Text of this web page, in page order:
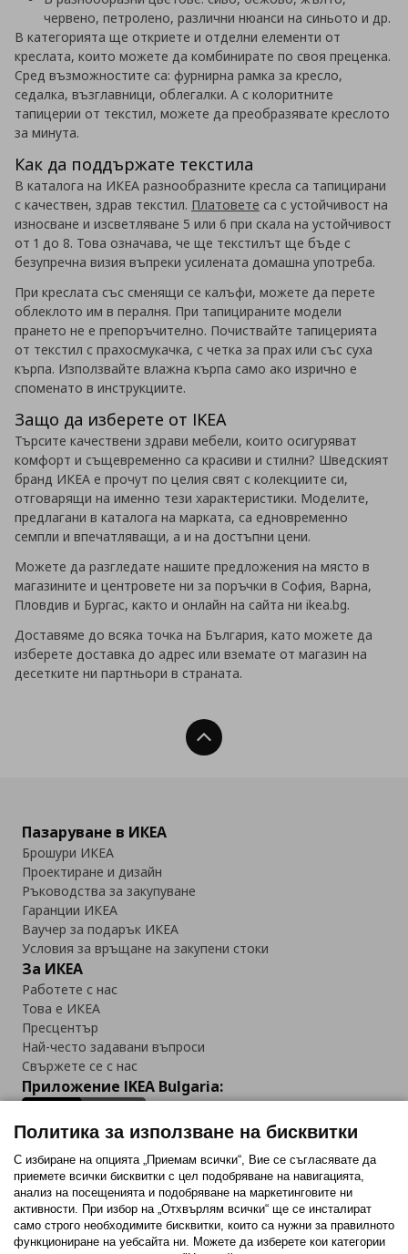
червено, петролено, различни нюанси на синьото и др.
В категорията ще откриете и отделни елементи от
креслата, които можете да комбинирате по своя преценка.
Сред възможностите са: фурнирна рамка за кресло,
седалка, възглавници, облегалки. А с колоритните
тапицерии от текстил, можете да преобразявате креслото
за минута.
Как да поддържате текстила
В каталога на ИКЕА разнообразните кресла са тапицирани
с качествен, здрав текстил. Платовете са с устойчивост на
износване и изсветляване 5 или 6 при скала на устойчивост
от 1 до 8. Това означава, че ще текстилът ще бъде с
безупречна визия въпреки усилената домашна употреба.
При креслата със сменящи се калъфи, можете да перете
облеклото им в пералня. При тапицираните модели
прането не е препоръчително. Почиствайте тапицерията
от текстил с прахосмукачка, с четка за прах или със суха
кърпа. Използвайте влажна кърпа само ако изрично е
споменато в инструкциите.
Защо да изберете от IKEA
Търсите качествени здрави мебели, които осигуряват
комфорт и същевременно са красиви и стилни? Шведският
бранд ИКЕА е прочут по целия свят с колекциите си,
отговарящи на именно тези характеристики. Моделите,
предлагани в каталога на марката, са едновременно
семпли и впечатляващи, а и на достъпни цени.
Можете да разгледате нашите предложения на място в
магазините и центровете ни за поръчки в София, Варна,
Пловдив и Бургас, както и онлайн на сайта ни ikea.bg.
Доставяме до всяка точка на България, като можете да
изберете доставка до адрес или вземате от магазин на
десетките ни партньори в страната.
Нагоре
Пазаруване в ИКЕА
Брошури ИКЕА
Проектиране и дизайн
Ръководства за закупуване
Гаранции ИКЕА
Ваучер за подарък ИКЕА
Условия за връщане на закупени стоки
За ИКЕА
Работете с нас
Това е ИКЕА
Пресцентър
Най-често задавани въпроси
Свържете се с нас
Приложение IKEA Bulgaria:
Последвайте ни:
FacebookTwitterYoutubePinterestInstagram
Политика за използване на бисквитки
С избиране на опцията „Приемам всички“, Вие се съгласявате да
приемете всички бисквитки с цел подобряване на навигацията,
анализ на посещенията и подобряване на маркетинговите ни
активности. При избор на „Отхвърлям всички“ ще се инсталират
само строго необходимитe бисквитки, които са нужни за правилното
функциониране на уебсайта ни. Можете да изберете кои категории